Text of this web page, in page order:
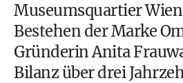
Museumsquartier
Bestehen der Marke
Gründerin Anita
Bilanz über drei